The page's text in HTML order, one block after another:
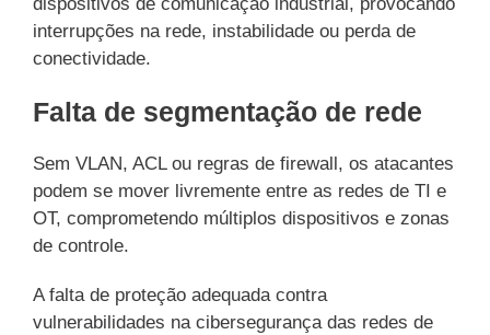
dispositivos de comunicação industrial, provocando
interrupções na rede, instabilidade ou perda de
conectividade.
Falta de segmentação de rede
Sem VLAN, ACL ou regras de firewall, os atacantes
podem se mover livremente entre as redes de TI e
OT, comprometendo múltiplos dispositivos e zonas
de controle.
A falta de proteção adequada contra
vulnerabilidades na cibersegurança das redes de